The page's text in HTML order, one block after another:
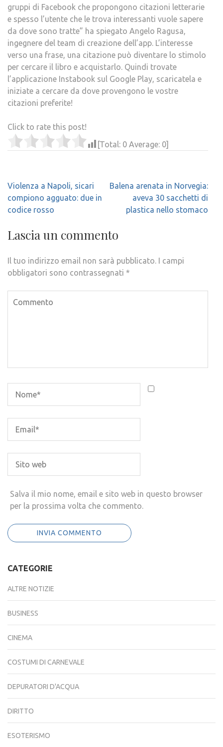
gruppi di Facebook che propongono citazioni letterarie
e spesso l’utente che le trova interessanti vuole sapere
da dove sono tratte” ha spiegato Angelo Ragusa,
ingegnere del team di creazione dell’app. L’interesse
verso una frase, una citazione può diventare lo stimolo
per cercare il libro e acquistarlo. Quindi trovate
l’applicazione Instabook sul Google Play, scaricatela e
iniziate a cercare da dove provengono le vostre
citazioni preferite!
Click to rate this post!
[Total: 0 Average: 0]
Navigazione
articoli
Violenza a Napoli, sicari
compiono agguato: due in
codice rosso
Balena arenata in Norvegia:
aveva 30 sacchetti di
plastica nello stomaco
Lascia un commento
Il tuo indirizzo email non sarà pubblicato. I campi
obbligatori sono contrassegnati *
Salva il mio nome, email e sito web in questo browser
per la prossima volta che commento.
CATEGORIE
ALTRE NOTIZIE
BUSINESS
CINEMA
COSTUMI DI CARNEVALE
DEPURATORI D'ACQUA
DIRITTO
ESOTERISMO